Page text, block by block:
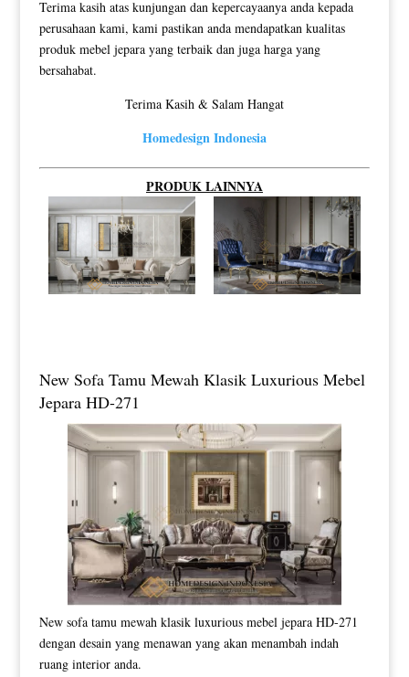
Terima kasih atas kunjungan dan kepercayaanya anda kepada
perusahaan kami, kami pastikan anda mendapatkan kualitas
produk mebel jepara yang terbaik dan juga harga yang
bersahabat.
Terima Kasih & Salam Hangat
Homedesign Indonesia
PRODUK LAINNYA
New Sofa Tamu Mewah Klasik Luxurious Mebel
Jepara HD-271
New sofa tamu mewah klasik luxurious mebel jepara HD-271
dengan desain yang menawan yang akan menambah indah
ruang interior anda.